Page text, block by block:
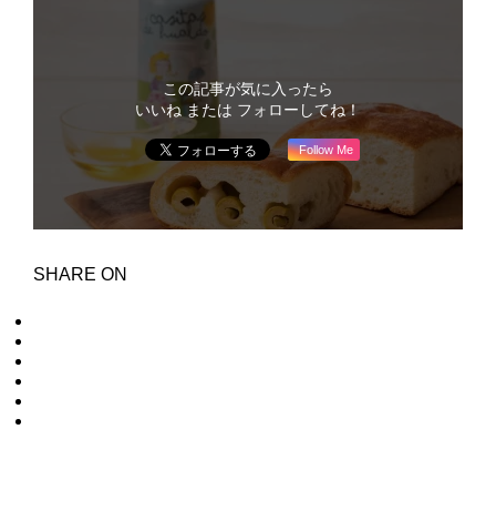
この記事が気に入ったら
いいね または フォローしてね！
Follow Me
SHARE ON